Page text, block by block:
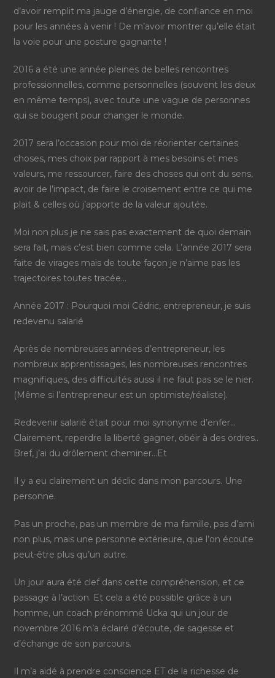
d’avoir remplit ma jauge d’énergie, de confiance en moi
pour les années à venir ! De m’avoir montrer qu’elle était
la voie pour une posture gagnante !
2016 a été une année pleines de belles rencontres
professionnelles, comme personnelles (souvent les deux
en même temps), avec toute une vague de personnes
qui se bougent pour changer le monde.
2017 sera l’occasion pour moi de réorienter certaines
choses, mes choix par rapport à mes besoins et mes
valeurs, me ressourcer, faire des choses qui ont du sens,
avoir de l’impact, de faire le croisement entre ce qui me
plait & celles où j’apporte de la valeur ajoutée.
Moi non plus je ne sais pas exactement de quoi demain
sera fait, mais c’est bien comme cela. L’année 2017 sera
faite de virages mais de toute façon je n’aime pas les
trajectoires toutes tracée…
Année 2017 : Pourquoi moi Cédric, entrepreneur, je suis
redevenu salarié
Après de nombreuses années d’entrepreneur, les
nombreux apprentissages, les nombreuses rencontres
magnifiques, des difficultés aussi il ne faut pas se le nier.
(Même si l’entrepreneur est un optimiste/réaliste).
Redevenir salarié était pour moi synonyme d’enfer…
Clairement, reperdre la liberté gagner, obéir à des ordres..
Bref, j’ai du drôlement cheminer…Et
Il y a eu clairement un déclic dans mon parcours. Une
personne.
Pas un proche, pas un membre de ma famille, pas d’ami
non plus, mais une personne extérieure, que l’on écoute
peut-être plus qu’un autre.
Un jour aura été clef dans cette compréhension, et ce
passage à l’action. Et cela a été possible grâce à un
homme, un coach prénommé Ucka qui un jour de
novembre 2016 m’a éclairé d’écoute, de sagesse et
d’échange de son parcours.
Il m’a aidé à prendre conscience ET de la richesse de